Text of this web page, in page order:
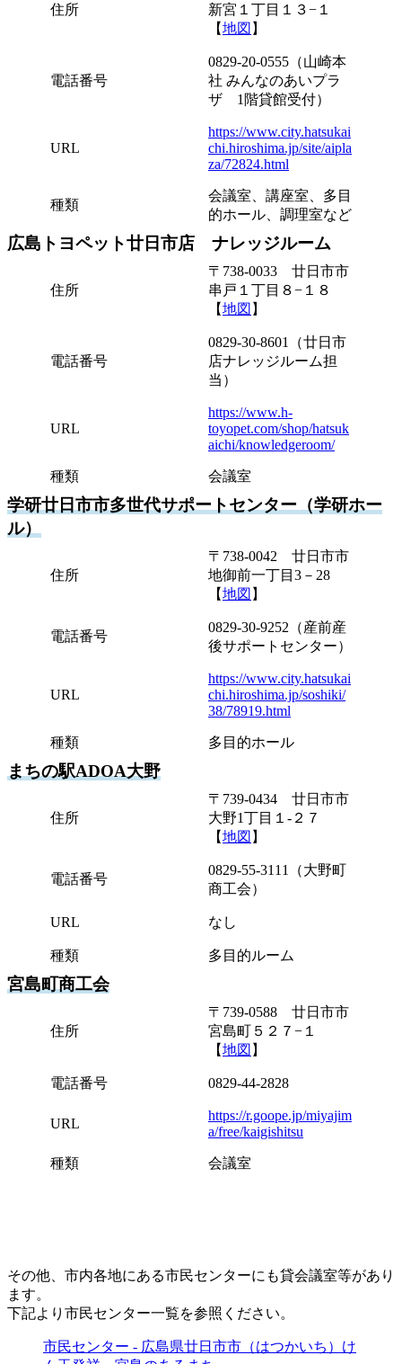
住所
新宮１丁目１３−１
【地図 】
電話番号
0829-20-0555（山崎本
社 みんなのあいプラ
ザ 1階貸館受付）
URL
https://www.city.hatsukai
chi.hiroshima.jp/site/aipla
za/72824.html
種類
会議室、講座室、多目
的ホール、調理室など
広島トヨペット廿日市店 ナレッジルーム
住所
〒738-0033 廿日市市
串戸１丁目８−１８
【地図 】
電話番号
0829-30-8601（廿日市
店ナレッジルーム担
当）
URL
https://www.h-
toyopet.com/shop/hatsuk
aichi/knowledgeroom/
種類 会議室
学研廿日市市多世代サポートセンター（学研ホー
ル）
住所
〒738-0042 廿日市市
地御前一丁目3－28
【地図 】
電話番号
0829-30-9252（産前産
後サポートセンター）
URL
https://www.city.hatsukai
chi.hiroshima.jp/soshiki/
38/78919.html
種類 多目的ホール
まちの駅ADOA大野
住所
〒739-0434 廿日市市
大野1丁目１-２７
【地図 】
電話番号
0829-55-3111（大野町
商工会）
URL なし
種類 多目的ルーム
宮島町商工会
住所
〒739-0588 廿日市市
宮島町５２７−１
【地図 】
電話番号 0829-44-2828
URL
https://r.goope.jp/miyajim
a/free/kaigishitsu
種類 会議室
その他、市内各地にある市民センターにも貸会議室等があり
ます。
下記より市民センター一覧を参照ください。
市民センター - 広島県廿日市市（はつかいち）け